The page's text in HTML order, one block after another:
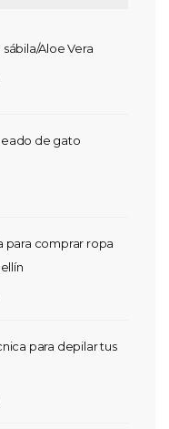
Aloe Vera
de gato
para comprar ropa
para depilar tus